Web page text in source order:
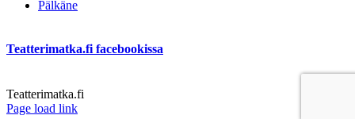
Pälkäne
Teatterimatka.fi facebookissa
Teatterimatka.fi
Facebook
Page load link